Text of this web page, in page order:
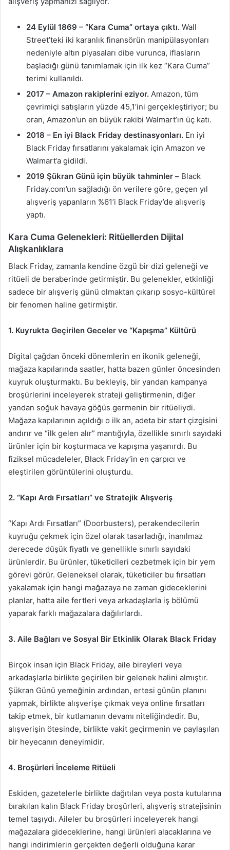
24 Eylül 1869 – “Kara Cuma” ortaya çıktı. Wall
Street’teki iki karanlık finansörün manipülasyonları
nedeniyle altın piyasaları dibe vurunca, iflasların
başladığı günü tanımlamak için ilk kez “Kara Cuma”
terimi kullanıldı.
2017 – Amazon rakiplerini eziyor. Amazon, tüm
çevrimiçi satışların yüzde 45,1’ini gerçekleştiriyor; bu
oran, Amazon’un en büyük rakibi Walmart’ın üç katı.
2018 – En iyi Black Friday destinasyonları. En iyi
Black Friday fırsatlarını yakalamak için Amazon ve
Walmart’a gidildi.
2019 Şükran Günü için büyük tahminler – Black
Friday.com’un sağladığı ön verilere göre, geçen yıl
alışveriş yapanların %61’i Black Friday’de alışveriş
yaptı.
Kara Cuma Gelenekleri: Ritüellerden Dijital
Alışkanlıklara
Black Friday, zamanla kendine özgü bir dizi geleneği ve
ritüeli de beraberinde getirmiştir. Bu gelenekler, etkinliği
sadece bir alışveriş günü olmaktan çıkarıp sosyo-kültürel
bir fenomen haline getirmiştir.
1. Kuyrukta Geçirilen Geceler ve “Kapışma” Kültürü
Digital çağdan önceki dönemlerin en ikonik geleneği,
mağaza kapılarında saatler, hatta bazen günler öncesinden
kuyruk oluşturmaktı. Bu bekleyiş, bir yandan kampanya
broşürlerini inceleyerek strateji geliştirmenin, diğer
yandan soğuk havaya göğüs germenin bir ritüeliydi.
Mağaza kapılarının açıldığı o ilk an, adeta bir start çizgisini
andırır ve “ilk gelen alır” mantığıyla, özellikle sınırlı sayıdaki
ürünler için bir koşturmaca ve kapışma yaşanırdı. Bu
fiziksel mücadeleler, Black Friday’in en çarpıcı ve
eleştirilen görüntülerini oluşturdu.
2. “Kapı Ardı Fırsatları” ve Stratejik Alışveriş
“Kapı Ardı Fırsatları” (Doorbusters), perakendecilerin
kuyruğu çekmek için özel olarak tasarladığı, inanılmaz
derecede düşük fiyatlı ve genellikle sınırlı sayıdaki
ürünlerdir. Bu ürünler, tüketicileri cezbetmek için bir yem
görevi görür. Geleneksel olarak, tüketiciler bu fırsatları
yakalamak için hangi mağazaya ne zaman gideceklerini
planlar, hatta aile fertleri veya arkadaşlarla iş bölümü
yaparak farklı mağazalara dağılırlardı.
3. Aile Bağları ve Sosyal Bir Etkinlik Olarak Black Friday
Birçok insan için Black Friday, aile bireyleri veya
arkadaşlarla birlikte geçirilen bir gelenek halini almıştır.
Şükran Günü yemeğinin ardından, ertesi günün planını
yapmak, birlikte alışverişe çıkmak veya online fırsatları
takip etmek, bir kutlamanın devamı niteliğindedir. Bu,
alışverişin ötesinde, birlikte vakit geçirmenin ve paylaşılan
bir heyecanın deneyimidir.
4. Broşürleri İnceleme Ritüeli
Eskiden, gazetelerle birlikte dağıtılan veya posta kutularına
bırakılan kalın Black Friday broşürleri, alışveriş stratejisinin
temel taşıydı. Aileler bu broşürleri inceleyerek hangi
mağazalara gideceklerine, hangi ürünleri alacaklarına ve
hangi indirimlerin gerçekten değerli olduğuna karar